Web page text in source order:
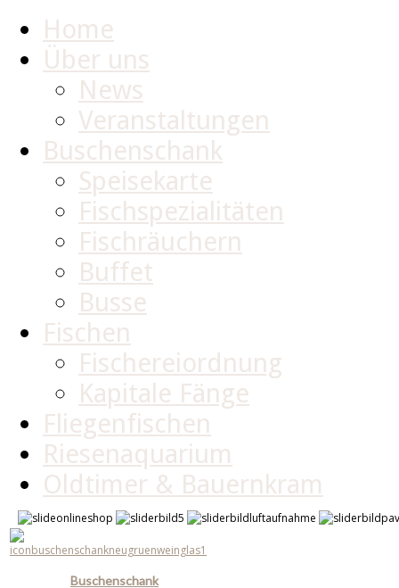
Home
Über uns
News
Veranstaltungen
Buschenschank
Speisekarte
Fischspezialitäten
Fischräuchern
Buffet
Busse
Fischen
Fischereiordnung
Kapitale Fänge
Fliegenfischen
Riesenaquarium
Oldtimer & Bauernkram
Buschenschank